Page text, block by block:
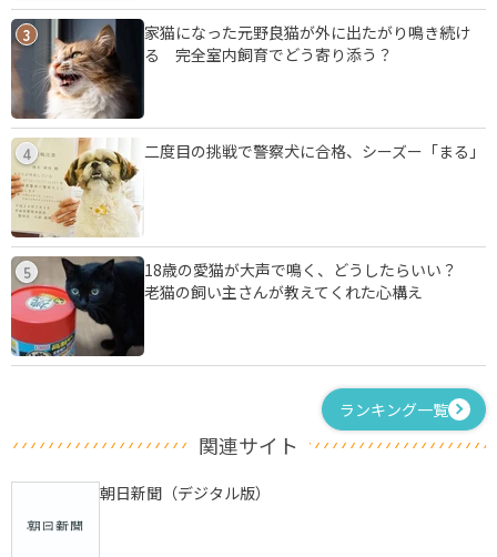
3
家猫になった元野良猫が外に出たがり鳴き続け
る 完全室内飼育でどう寄り添う？
4 二度目の挑戦で警察犬に合格、シーズー「まる」
5
18歳の愛猫が大声で鳴く、どうしたらいい？
老猫の飼い主さんが教えてくれた心構え
ランキング一覧
関連サイト
朝日新聞（デジタル版）